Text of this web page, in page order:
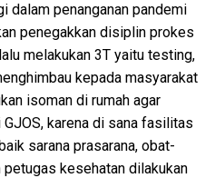
dalam penanganan pandemi
penegakkan disiplin prokes
melakukan 3T yaitu testing,
kepada masyarakat
isoman di rumah agar
karena di sana fasilitas
sarana prasarana, obat-
petugas kesehatan dilakukan